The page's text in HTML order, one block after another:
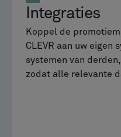
Integraties
Koppel de
CLEVR aan uw eigen
systemen van
zodat alle relevante